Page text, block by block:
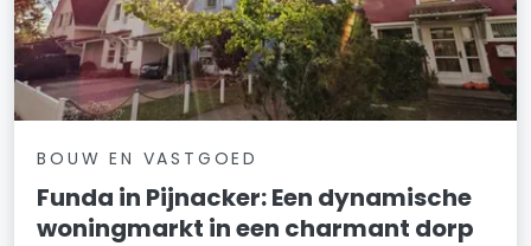
BOUW EN VASTGOED
Funda in Pijnacker: Een dynamische
woningmarkt in een charmant dorp